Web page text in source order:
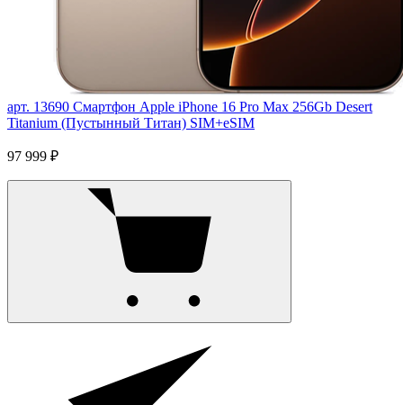
арт. 13690 Смартфон Apple iPhone 16 Pro Max 256Gb Desert
Titanium (Пустынный Титан) SIM+eSIM
97 999 ₽